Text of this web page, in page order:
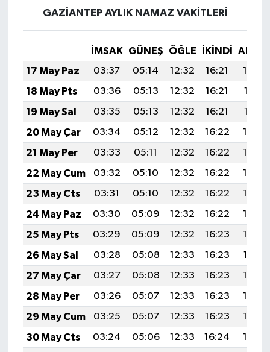
GAZİANTEP AYLIK NAMAZ VAKITLERI
İMSAK GÜNEŞ ÖĞLE İKINDI
17 May Paz
03:37 05:14 12:32 16:21
19:40
18 May Pts
03:36 05:13 12:32 16:21
19:41
19 May Sal
03:35 05:13 12:32 16:21
19:41
20 May Çar
03:34 05:12 12:32 16:22
19:42
21 May Per
03:33 05:11 12:32 16:22
19:43
22 May Cum
03:32 05:10 12:32 16:22
19:44
23 May Cts
03:31 05:10 12:32 16:22
19:45
24 May Paz
03:30 05:09 12:32 16:22
19:45
25 May Pts
03:29 05:09 12:32 16:23
19:46
26 May Sal
03:28 05:08 12:33 16:23
19:47
27 May Çar
03:27 05:08 12:33 16:23
19:48
28 May Per
03:26 05:07 12:33 16:23
19:48
29 May Cum
03:25 05:07 12:33 16:23
19:49
30 May Cts
03:24 05:06 12:33 16:24
19:50